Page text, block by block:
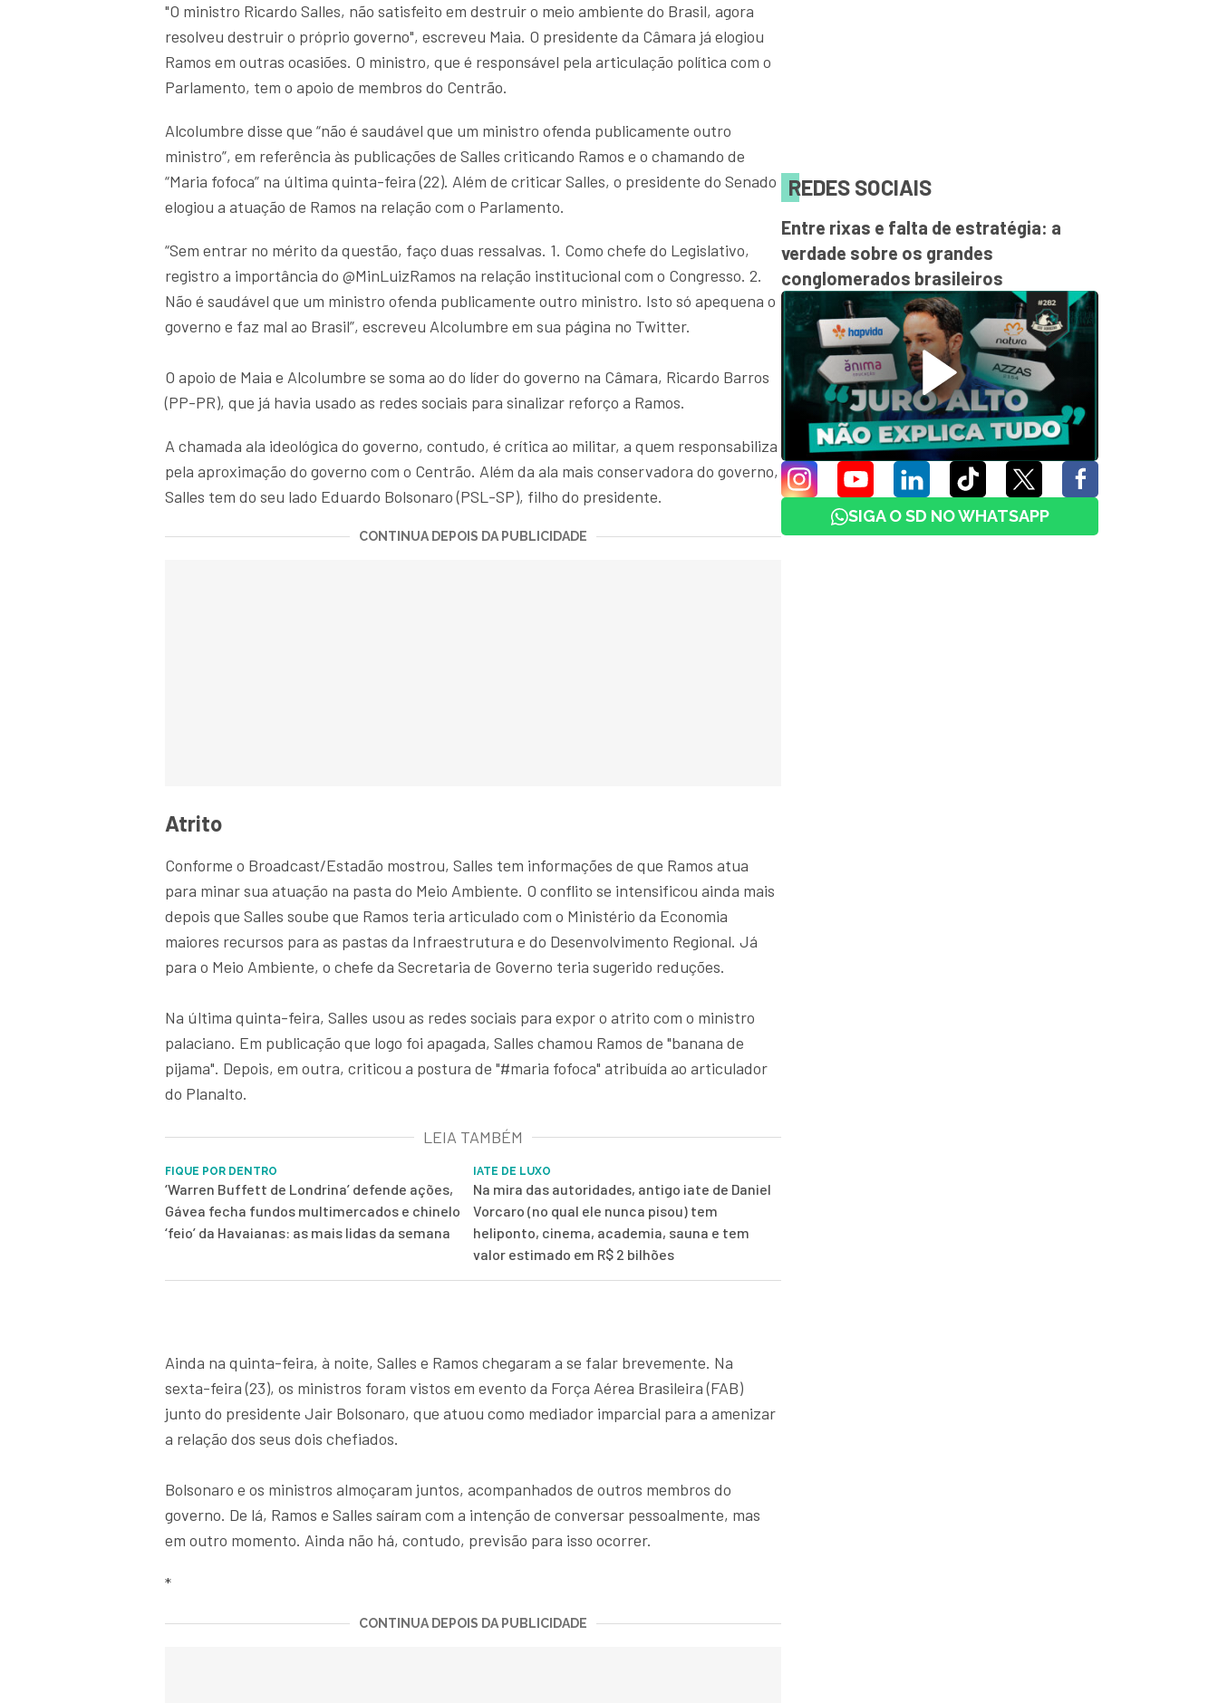
"O ministro Ricardo Salles, não satisfeito em destruir o meio ambiente do Brasil, agora
resolveu destruir o próprio governo", escreveu Maia. O presidente da Câmara já elogiou
Ramos em outras ocasiões. O ministro, que é responsável pela articulação política com o
Parlamento, tem o apoio de membros do Centrão.
Alcolumbre disse que “não é saudável que um ministro ofenda publicamente outro
ministro”, em referência às publicações de Salles criticando Ramos e o chamando de
“Maria fofoca” na última quinta-feira (22). Além de criticar Salles, o presidente do Senado
elogiou a atuação de Ramos na relação com o Parlamento.
“Sem entrar no mérito da questão, faço duas ressalvas. 1. Como chefe do Legislativo,
registro a importância do @MinLuizRamos na relação institucional com o Congresso. 2.
Não é saudável que um ministro ofenda publicamente outro ministro. Isto só apequena o
governo e faz mal ao Brasil”, escreveu Alcolumbre em sua página no Twitter.
O apoio de Maia e Alcolumbre se soma ao do líder do governo na Câmara, Ricardo Barros
(PP-PR), que já havia usado as redes sociais para sinalizar reforço a Ramos.
A chamada ala ideológica do governo, contudo, é crítica ao militar, a quem responsabiliza
pela aproximação do governo com o Centrão. Além da ala mais conservadora do governo,
Salles tem do seu lado Eduardo Bolsonaro (PSL-SP), filho do presidente.
CONTINUA DEPOIS DA PUBLICIDADE
Atrito
Conforme o Broadcast/Estadão mostrou, Salles tem informações de que Ramos atua
para minar sua atuação na pasta do Meio Ambiente. O conflito se intensificou ainda mais
depois que Salles soube que Ramos teria articulado com o Ministério da Economia
maiores recursos para as pastas da Infraestrutura e do Desenvolvimento Regional. Já
para o Meio Ambiente, o chefe da Secretaria de Governo teria sugerido reduções.
Na última quinta-feira, Salles usou as redes sociais para expor o atrito com o ministro
palaciano. Em publicação que logo foi apagada, Salles chamou Ramos de "banana de
pijama". Depois, em outra, criticou a postura de "#maria fofoca" atribuída ao articulador
do Planalto.
LEIA TAMBÉM
FIQUE POR DENTRO
‘Warren Buffett de Londrina’ defende ações,
Gávea fecha fundos multimercados e chinelo
‘feio’ da Havaianas: as mais lidas da semana
IATE DE LUXO
Na mira das autoridades, antigo iate de Daniel
Vorcaro (no qual ele nunca pisou) tem
heliponto, cinema, academia, sauna e tem
valor estimado em R$ 2 bilhões
Ainda na quinta-feira, à noite, Salles e Ramos chegaram a se falar brevemente. Na
sexta-feira (23), os ministros foram vistos em evento da Força Aérea Brasileira (FAB)
junto do presidente Jair Bolsonaro, que atuou como mediador imparcial para a amenizar
a relação dos seus dois chefiados.
Bolsonaro e os ministros almoçaram juntos, acompanhados de outros membros do
governo. De lá, Ramos e Salles saíram com a intenção de conversar pessoalmente, mas
em outro momento. Ainda não há, contudo, previsão para isso ocorrer.
*
CONTINUA DEPOIS DA PUBLICIDADE
REDES SOCIAIS
Entre rixas e falta de estratégia: a
verdade sobre os grandes
conglomerados brasileiros
SIGA O SD NO WHATSAPP